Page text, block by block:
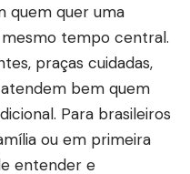
quem quer uma
mesmo tempo central.
praças cuidadas,
bem quem
Para brasileiros
ou em primeira
entender e